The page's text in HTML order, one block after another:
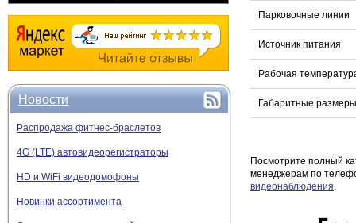
Новости
Распродажа фитнес-браслетов
4G (LTE) автовидеорегистраторы
HD и WiFi видеодомофоны
Новинки ассортимента
Парковочные линии
Источник питания
Рабочая
Габаритные размеры
Посмотрите полный
менеджерам по
видеонаблюдения.